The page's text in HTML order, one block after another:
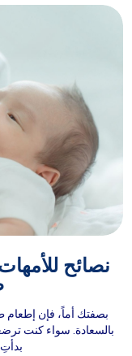
نصائح
بصفتك أماً، فإن إطعام
بالسعادة. سواء كنت